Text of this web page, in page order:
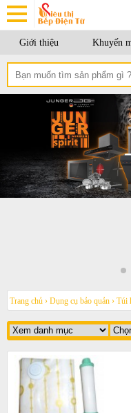
Giới thiệu Khuyến
Trang chủ › Dụng cụ bảo quản › Túi